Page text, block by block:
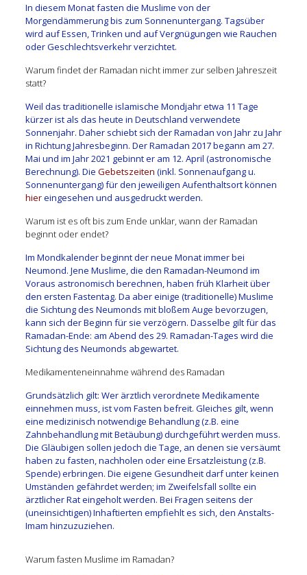
In diesem Monat fasten die Muslime von der
Morgendämmerung bis zum Sonnenuntergang. Tagsüber
wird auf Essen, Trinken und auf Vergnügungen wie Rauchen
oder Geschlechtsverkehr verzichtet.
Warum findet der Ramadan nicht immer zur selben Jahreszeit
statt?
Weil das traditionelle islamische Mondjahr etwa 11 Tage
kürzer ist als das heute in Deutschland verwendete
Sonnenjahr. Daher schiebt sich der Ramadan von Jahr zu Jahr
in Richtung Jahresbeginn. Der Ramadan 2017 begann am 27.
Mai und im Jahr 2021 gebinnt er am 12. April (astronomische
Berechnung). Die Gebetszeiten (inkl. Sonnenaufgang u.
Sonnenuntergang) für den jeweiligen Aufenthaltsort können
hiereingesehen und ausgedruckt werden.
Warum ist es oft bis zum Ende unklar, wann der Ramadan
beginnt oder endet?
Im Mondkalender beginnt der neue Monat immer bei
Neumond. Jene Muslime, die den Ramadan-Neumond im
Voraus astronomisch berechnen, haben früh Klarheit über
den ersten Fastentag. Da aber einige (traditionelle) Muslime
die Sichtung des Neumonds mit bloßem Auge bevorzugen,
kann sich der Beginn für sie verzögern. Dasselbe gilt für das
Ramadan-Ende: am Abend des 29. Ramadan-Tages wird die
Sichtung des Neumonds abgewartet.
Medikamenteneinnahme während des Ramadan
Grundsätzlich gilt: Wer ärztlich verordnete Medikamente
einnehmen muss, ist vom Fasten befreit. Gleiches gilt, wenn
eine medizinisch notwendige Behandlung (z.B. eine
Zahnbehandlung mit Betäubung) durchgeführt werden muss.
Die Gläubigen sollen jedoch die Tage, an denen sie versäumt
haben zu fasten, nachholen oder eine Ersatzleistung (z.B.
Spende) erbringen. Die eigene Gesundheit darf unter keinen
Umständen gefährdet werden; im Zweifelsfall sollte ein
ärztlicher Rat eingeholt werden. Bei Fragen seitens der
(uneinsichtigen) Inhaftierten empfiehlt es sich, den Anstalts-
Imam hinzuzuziehen.
Warum fasten Muslime im Ramadan?